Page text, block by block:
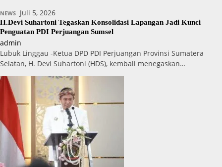
NEWS Juli 5, 2026
H.Devi Suhartoni Tegaskan Konsolidasi Lapangan Jadi Kunci
Penguatan PDI Perjuangan Sumsel
admin
Lubuk Linggau -Ketua DPD PDI Perjuangan Provinsi Sumatera
Selatan, H. Devi Suhartoni (HDS), kembali menegaskan…